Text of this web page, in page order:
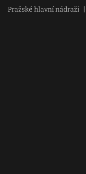
Pražské hlavní nádraží